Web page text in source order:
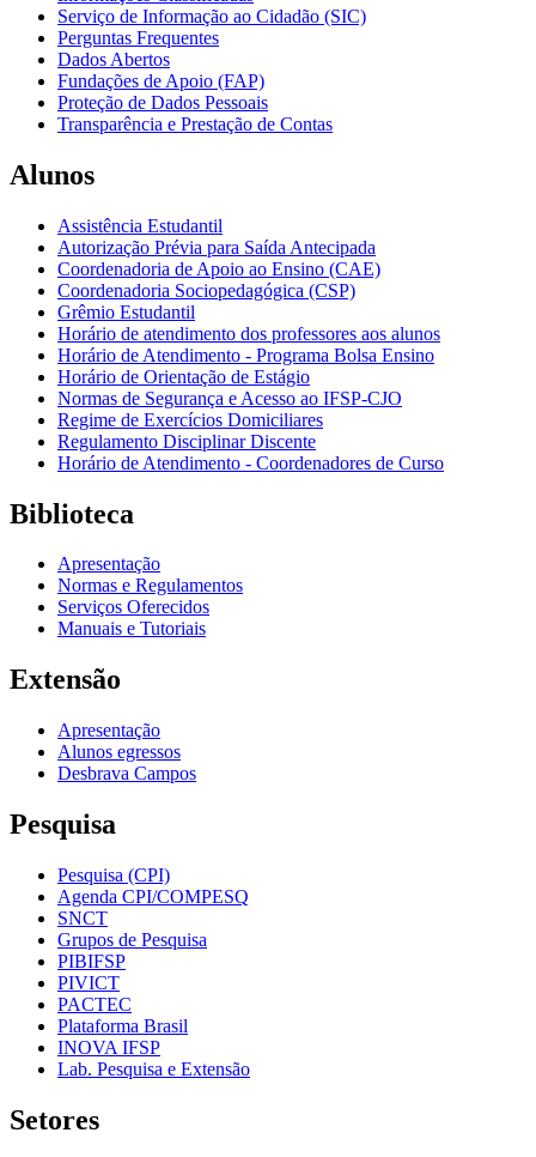
Serviço de Informação ao Cidadão (SIC)
Perguntas Frequentes
Dados Abertos
Fundações de Apoio (FAP)
Proteção de Dados Pessoais
Transparência e Prestação de Contas
Alunos
Assistência Estudantil
Autorização Prévia para Saída Antecipada
Coordenadoria de Apoio ao Ensino (CAE)
Coordenadoria Sociopedagógica (CSP)
Grêmio Estudantil
Horário de atendimento dos professores aos alunos
Horário de Atendimento - Programa Bolsa Ensino
Horário de Orientação de Estágio
Normas de Segurança e Acesso ao IFSP-CJO
Regime de Exercícios Domiciliares
Regulamento Disciplinar Discente
Horário de Atendimento - Coordenadores de Curso
Biblioteca
Apresentação
Normas e Regulamentos
Serviços Oferecidos
Manuais e Tutoriais
Extensão
Apresentação
Alunos egressos
Desbrava Campos
Pesquisa
Pesquisa (CPI)
Agenda CPI/COMPESQ
SNCT
Grupos de Pesquisa
PIBIFSP
PIVICT
PACTEC
Plataforma Brasil
INOVA IFSP
Lab. Pesquisa e Extensão
Setores